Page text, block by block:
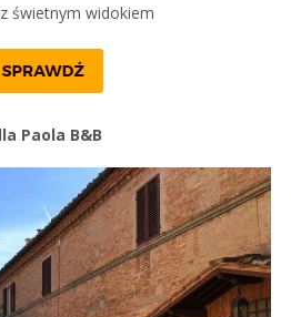
świetnym widokiem
Paola B&B